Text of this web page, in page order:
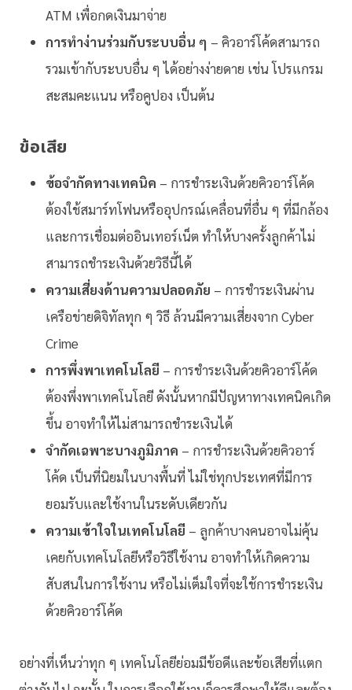
ATM เพื่อกดเงินมาจ่าย
การทำง่านร่วมกับระบบอื่น ๆ – คิวอาร์โค้ดสามารถ
รวมเข้ากับระบบอื่น ๆ ได้อย่างง่ายดาย เช่น โปรแกรม
สะสมคะแนน หรือคูปอง เป็นต้น
ข้อเสีย
ข้อจำกัดทางเทคนิค – การชำระเงินด้วยคิวอาร์โค้ด
ต้องใช้สมาร์ทโฟนหรืออุปกรณ์เคลื่อนที่อื่น ๆ ที่มีกล้อง
และการเชื่อมต่ออินเทอร์เน็ต ทำให้บางครั้งลูกค้าไม่
สามารถชำระเงินด้วยวิธีนี้ได้
ความเสี่ยงด้านความปลอดภัย – การชำระเงินผ่าน
เครือข่ายดิจิทัลทุก ๆ วิธี ล้วนมีความเสี่ยงจาก Cyber
Crime
การพึ่งพาเทคโนโลยี – การชำระเงินด้วยคิวอาร์โค้ด
ต้องพึ่งพาเทคโนโลยี ดังนั้นหากมีปัญหาทางเทคนิคเกิด
ขึ้น อาจทำให้ไม่สามารถชำระเงินได้
จำกัดเฉพาะบางภูมิภาค – การชำระเงินด้วยคิวอาร์
โค้ด เป็นที่นิยมในบางพื้นที่ ไม่ใช่ทุกประเทศที่มีการ
ยอมรับและใช้งานในระดับเดียวกัน
ความเข้าใจในเทคโนโลยี – ลูกค้าบางคนอาจไม่คุ้น
เคยกับเทคโนโลยีหรือวิธีใช้งาน อาจทำให้เกิดความ
สับสนในการใช้งาน หรือไม่เต็มใจที่จะใช้การชำระเงิน
ด้วยคิวอาร์โค้ด
อย่างที่เห็นว่าทุก ๆ เทคโนโลยีย่อมมีข้อดีและข้อเสียที่แตก